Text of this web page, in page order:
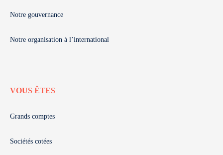
Notre gouvernance
Notre organisation à l’international
VOUS ÊTES
Grands comptes
Sociétés cotées